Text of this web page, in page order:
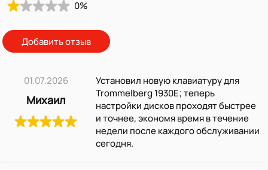
0%
Добавить отзыв
01.07.2026
Михаил
Установил новую клавиатуру для
Trommelberg 1930E; теперь
настройки дисков проходят быстрее
и точнее, экономя время в течение
недели после каждого обслуживании
сегодня.